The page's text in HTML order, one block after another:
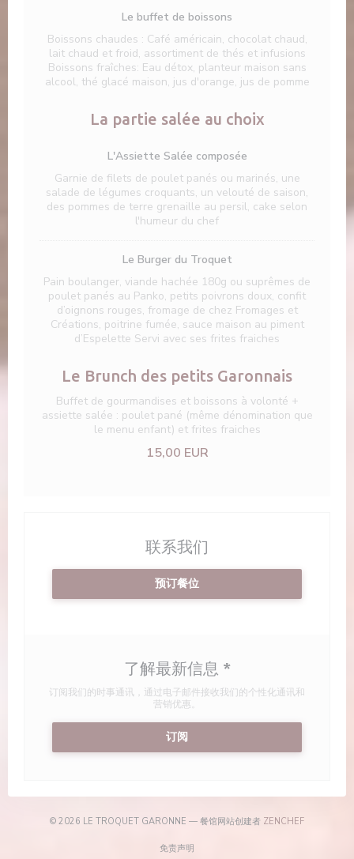
Le buffet de boissons
Boissons chaudes : Café américain, chocolat chaud,
lait chaud et froid, assortiment de thés et infusions
Boissons fraîches: Eau détox, planteur maison sans
alcool, thé glacé maison, jus d'orange, jus de pomme
La partie salée au choix
L'Assiette Salée composée
Garnie de filets de poulet panés ou marinés, une
salade de légumes croquants, un velouté de saison,
des pommes de terre grenaille au persil, cake selon
l'humeur du chef
Le Burger du Troquet
Pain boulanger, viande hachée 180g ou suprêmes de
poulet panés au Panko, petits poivrons doux, confit
d’oignons rouges, fromage de chez Fromages et
Créations, poitrine fumée, sauce maison au piment
d’Espelette Servi avec ses frites fraiches
Le Brunch des petits Garonnais
Buffet de gourmandises et boissons à volonté +
assiette salée : poulet pané (même dénomination que
le menu enfant) et frites fraiches
15,00 EUR
联系我们
预订餐位
了解最新信息 *
订阅我们的时事通讯，通过电子邮件接收我们的个性化通讯和
营销优惠。
订阅
© 2026 LE TROQUET GARONNE — 餐馆网站创建者 ZENCHEF((在新窗口中
免责声明